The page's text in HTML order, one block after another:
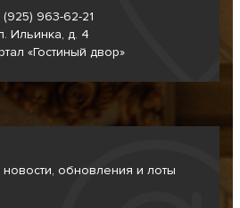
(925) 963-62-21
Ильинка, д. 4
«Гостиный двор»
новости, обновления и лоты